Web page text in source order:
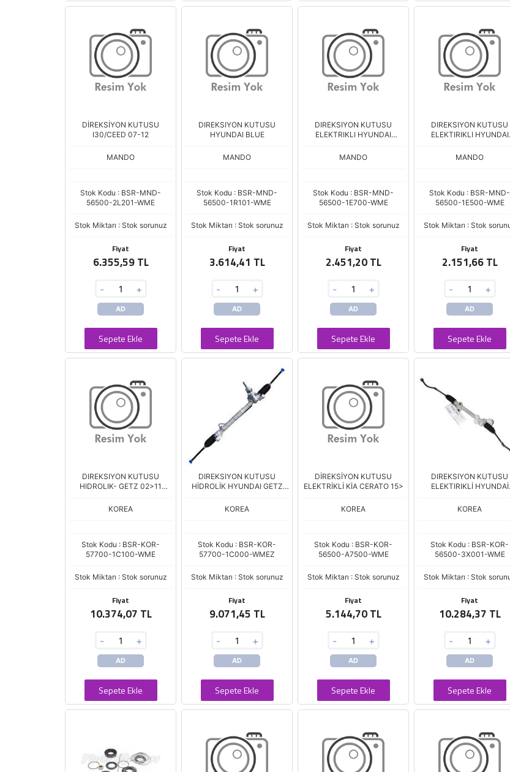
DİREKSİYON KUTUSU
I30/CEED 07-12
MANDO
Stok Kodu : BSR-MND-
56500-2L201-WME
Stok Miktarı : Stok sorunuz
Fiyat
6.355,59 TL
- +
AD
Sepete Ekle
DIREKSIYON KUTUSU
HYUNDAI BLUE
MANDO
Stok Kodu : BSR-MND-
56500-1R101-WME
Stok Miktarı : Stok sorunuz
Fiyat
3.614,41 TL
- +
AD
Sepete Ekle
DIREKSIYON KUTUSU
ELEKTRIKLI HYUNDAI
DIZEL
MANDO
Stok Kodu : BSR-MND-
56500-1E700-WME
Stok Miktarı : Stok sorunuz
Fiyat
2.451,20 TL
- +
AD
Sepete Ekle
DIREKSIYON KUTUSU
ELEKTIRIKLI HYUNDAI
MANDO
Stok Kodu : BSR-MND-
56500-1E500-WME
Stok Miktarı : Stok
Fiyat
2.151,66 TL
- +
AD
Sepete Ekle
DIREKSIYON KUTUSU
HIDROLIK- GETZ 02>11
KOREA
Stok Kodu : BSR-KOR-
57700-1C100-WME
Stok Miktarı : Stok sorunuz
Fiyat
10.374,07 TL
- +
AD
Sepete Ekle
DIREKSIYON KUTUSU
HİDROLİK HYUNDAI GETZ
KOREA
Stok Kodu : BSR-KOR-
57700-1C000-WMEZ
Stok Miktarı : Stok sorunuz
Fiyat
9.071,45 TL
- +
AD
Sepete Ekle
DİREKSİYON KUTUSU
ELEKTRİKLİ KİA CERATO 15>
KOREA
Stok Kodu : BSR-KOR-
56500-A7500-WME
Stok Miktarı : Stok sorunuz
Fiyat
5.144,70 TL
- +
AD
Sepete Ekle
DIREKSIYON KUTUSU
ELEKTIRIKLİ HYUNDAİ
KOREA
Stok Kodu : BSR-KOR-
56500-3X001-WME
Stok Miktarı : Stok
Fiyat
10.284,37 TL
- +
AD
Sepete Ekle